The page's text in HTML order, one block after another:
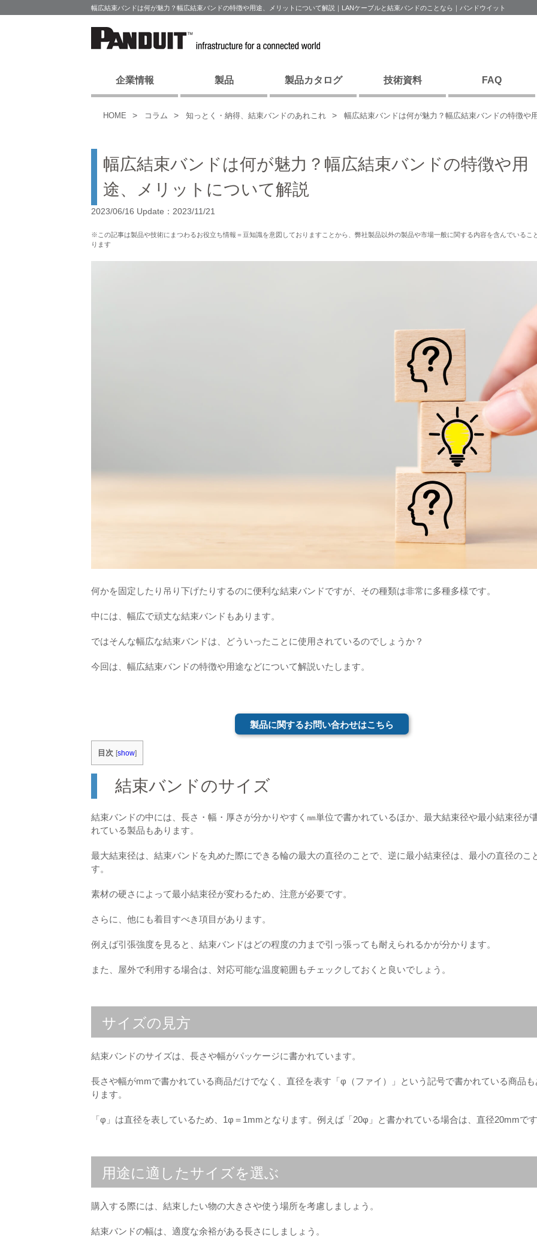
幅広結束バンドは何が魅力？幅広結束バンドの特徴や用途、メリットについて解説｜LANケーブルと結束バンドのことなら｜パンドウイット
企業情報 製品 製品カタログ 技術資料 FAQ
HOME コラム 知っとく・納得、結束バンドのあれこれ 幅広結束バンドは何が魅力？幅広結束バンドの特徴や
幅広結束バンドは何が魅力？幅広結束バンドの特徴や用
途、メリットについて解説
2023/06/16 Update：2023/11/21
※この記事は製品や技術にまつわるお役立ち情報＝豆知識を意図しておりますことから、弊社製品以外の製品や市場一般に関する内容を含んでいるこ
ります
何かを固定したり吊り下げたりするのに便利な結束バンドですが、その種類は非常に多種多様です。
中には、幅広で頑丈な結束バンドもあります。
ではそんな幅広な結束バンドは、どういったことに使用されているのでしょうか？
今回は、幅広結束バンドの特徴や用途などについて解説いたします。
製品に関するお問い合わせはこちら
目次 [show]
結束バンドのサイズ
結束バンドの中には、長さ・幅・厚さが分かりやすく㎜単位で書かれているほか、最大結束径や最小結束径が
れている製品もあります。
最大結束径は、結束バンドを丸めた際にできる輪の最大の直径のことで、逆に最小結束径は、最小の直径のこ
す。
素材の硬さによって最小結束径が変わるため、注意が必要です。
さらに、他にも着目すべき項目があります。
例えば引張強度を見ると、結束バンドはどの程度の力まで引っ張っても耐えられるかが分かります。
また、屋外で利用する場合は、対応可能な温度範囲もチェックしておくと良いでしょう。
サイズの見方
結束バンドのサイズは、長さや幅がパッケージに書かれています。
長さや幅がmmで書かれている商品だけでなく、直径を表す「φ（ファイ）」という記号で書かれている商品も
ります。
「φ」は直径を表しているため、1φ＝1mmとなります。例えば「20φ」と書かれている場合は、直径20mmで
用途に適したサイズを選ぶ
購入する際には、結束したい物の大きさや使う場所を考慮しましょう。
結束バンドの幅は、適度な余裕がある長さにしましょう。